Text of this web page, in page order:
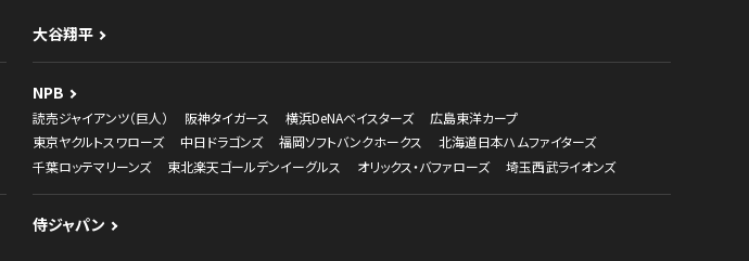
大谷翔平
NPB
読売ジャイアンツ（巨人） 阪神タイガース 横浜DeNAベイスターズ
広島東洋カープ
東京ヤクルトスワローズ
中日ドラゴンズ 福岡ソフトバンクホークス
北海道日本ハムファイターズ
千葉ロッテマリーンズ
東北楽天ゴールデンイーグルス オリックス・バファローズ 埼玉西武ライオンズ
侍ジャパン